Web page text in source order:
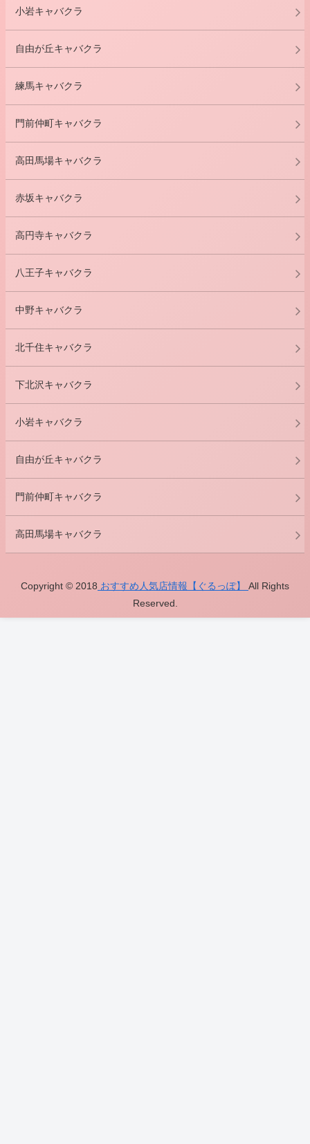
小岩キャバクラ
自由が丘キャバクラ
練馬キャバクラ
門前仲町キャバクラ
高田馬場キャバクラ
赤坂キャバクラ
高円寺キャバクラ
八王子キャバクラ
中野キャバクラ
北千住キャバクラ
下北沢キャバクラ
小岩キャバクラ
自由が丘キャバクラ
門前仲町キャバクラ
高田馬場キャバクラ
Copyright © 2018 おすすめ人気店情報【ぐるっぽ】 All Rights
Reserved.